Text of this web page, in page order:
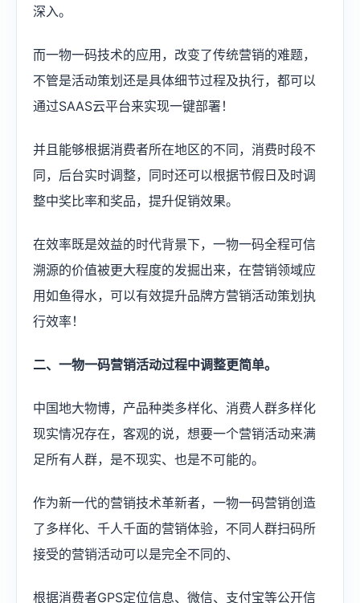
深入。
而一物一码技术的应用，改变了传统营销的难题，
不管是活动策划还是具体细节过程及执行，都可以
通过SAAS云平台来实现一键部署！
并且能够根据消费者所在地区的不同，消费时段不
同，后台实时调整，同时还可以根据节假日及时调
整中奖比率和奖品，提升促销效果。
在效率既是效益的时代背景下，一物一码全程可信
溯源的价值被更大程度的发掘出来，在营销领域应
用如鱼得水，可以有效提升品牌方营销活动策划执
行效率！
二、一物一码营销活动过程中调整更简单。
中国地大物博，产品种类多样化、消费人群多样化
现实情况存在，客观的说，想要一个营销活动来满
足所有人群，是不现实、也是不可能的。
作为新一代的营销技术革新者，一物一码营销创造
了多样化、千人千面的营销体验，不同人群扫码所
接受的营销活动可以是完全不同的、
根据消费者GPS定位信息、微信、支付宝等公开信